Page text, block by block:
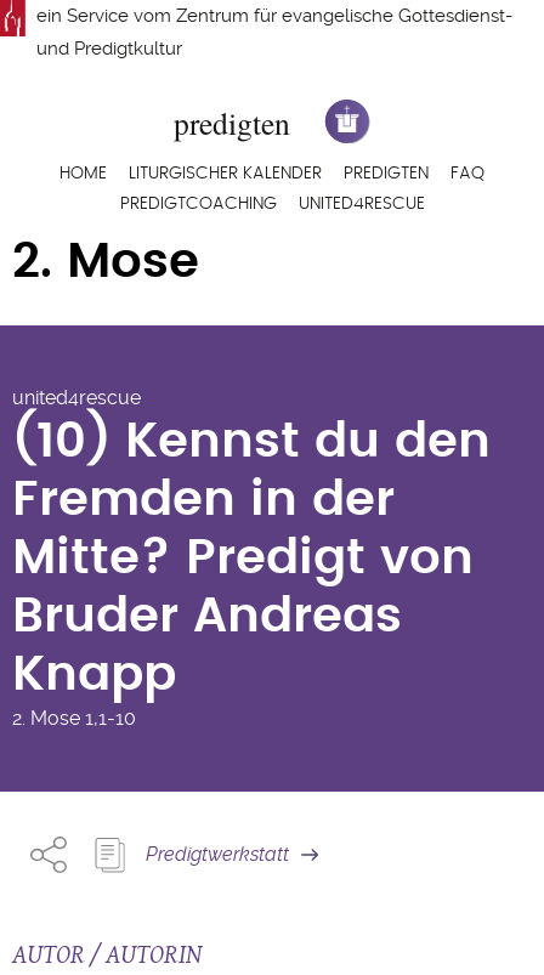
Direkt
zum
ein Service vom Zentrum für evangelische Gottesdienst-
und Predigtkultur
Hauptnavigation
HOME LITURGISCHER KALENDER PREDIGTEN
FAQ
PREDIGTCOACHING
UNITED4RESCUE
2. Mose
(10) Kennst du den Fremden
Bruder Andreas Knapp
united4rescue
(10) Kennst du den
Fremden in der
Mitte? Predigt von
Bruder Andreas
Knapp
2. Mose 1,1-10
Predigtwerkstatt
AUTOR / AUTORIN